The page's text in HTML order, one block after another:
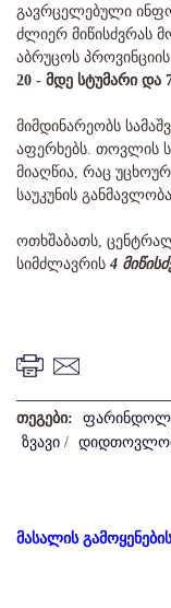
გავრცელებული
ძლიერ მიწისძვრას
აბრუცოს
20 - მდე სტუმარი
მიმდინარეობს
აფერხებს. თოვლის
მიაღწია, რაც
საუკუნის
ოთხშაბათს,
სიმძლავრის 4
თეგები:
ზვავი /
მასალის